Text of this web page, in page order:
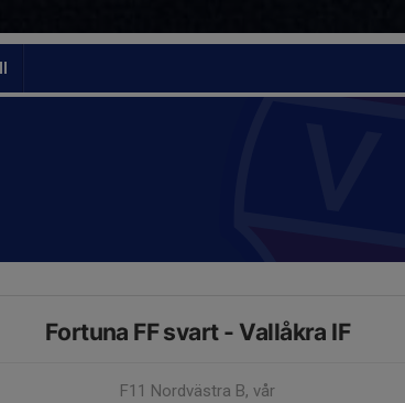
Fortuna FF svart - Vallåkra IF
F11 Nordvästra B, vår